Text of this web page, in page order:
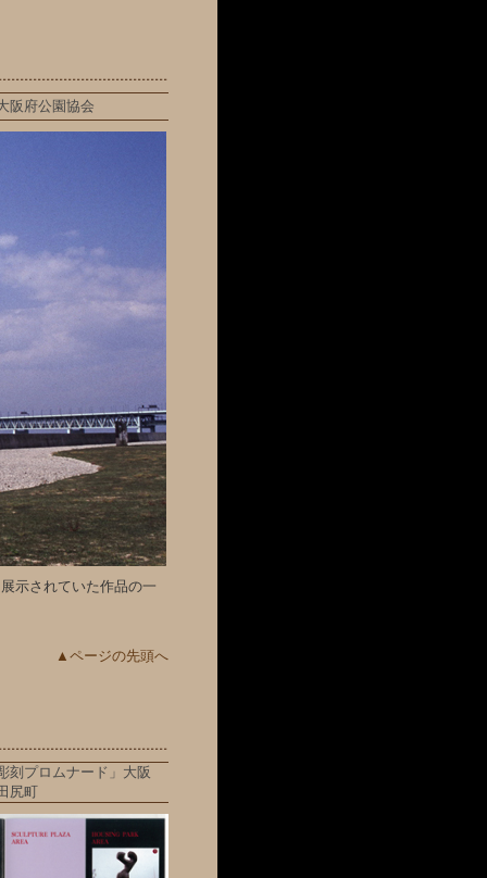
府公園協会
示されていた作品の一
▲ページの先頭へ
刻プロムナード」大阪
尻町